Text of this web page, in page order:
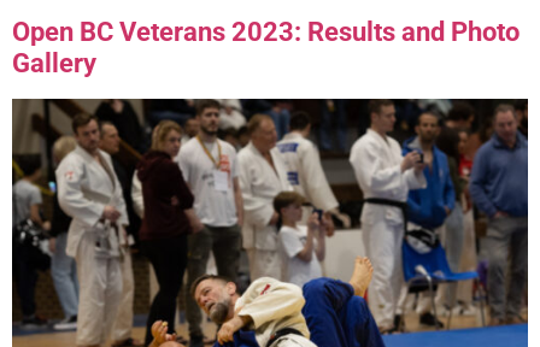
Open BC Veterans 2023: Results and Photo
Gallery